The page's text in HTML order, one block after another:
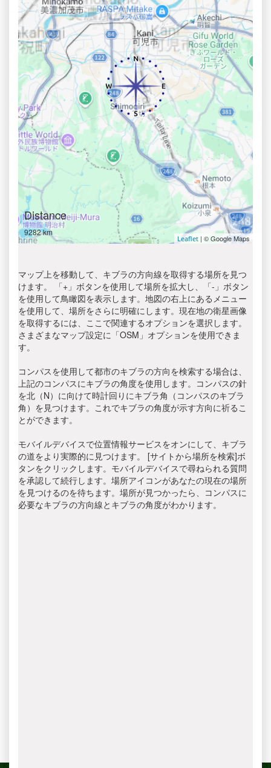
Distance
9282 km
Leaflet | © Google Maps
マップ上を移動して、キブラの方向線を取得する場所を見つ
けます。 「+」ボタンを使用して場所を拡大し、「-」ボタン
を使用して鳥瞰図を表示します。地図の右上にあるメニュー
を使用して、場所をさらに明確にします。現在地の衛星画像
を取得するには、ここで関連するオプションを選択します。
さまざまなマップ設定に「OSM」オプションを使用できま
す。
コンパスを使用して都市のキブラの方向を検索する場合は、
上記のコンパスにキブラの角度を使用します。コンパスの針
を北（N）に向けて時計回りにキブラ角（コンパスのキブラ
角）を見つけます。これでキブラの角度が示す方向に祈るこ
とができます。
モバイルデバイスで位置情報サービスをオンにして、キブラ
の道をより実際的に見つけます。 [サイトから場所を検索]ボ
タンをクリックします。モバイルデバイスで尋ねられる質問
を承認して続行します。場所アイコンがあなたの現在の場所
を見つけるのを待ちます。場所が見つかったら、コンパスに
必要なキブラの方向線とキブラの角度がわかります。